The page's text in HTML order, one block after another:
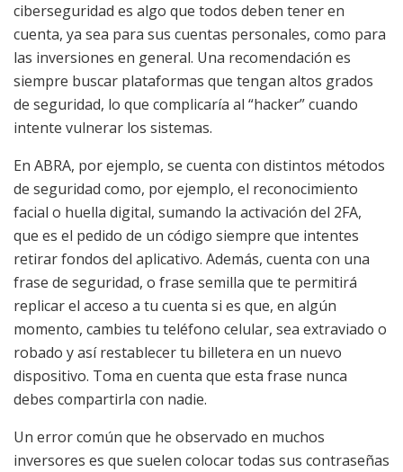
ciberseguridad es algo que todos deben tener en
cuenta, ya sea para sus cuentas personales, como para
las inversiones en general. Una recomendación es
siempre buscar plataformas que tengan altos grados
de seguridad, lo que complicaría al “hacker” cuando
intente vulnerar los sistemas.
En ABRA, por ejemplo, se cuenta con distintos métodos
de seguridad como, por ejemplo, el reconocimiento
facial o huella digital, sumando la activación del 2FA,
que es el pedido de un código siempre que intentes
retirar fondos del aplicativo. Además, cuenta con una
frase de seguridad, o frase semilla que te permitirá
replicar el acceso a tu cuenta si es que, en algún
momento, cambies tu teléfono celular, sea extraviado o
robado y así restablecer tu billetera en un nuevo
dispositivo. Toma en cuenta que esta frase nunca
debes compartirla con nadie.
Un error común que he observado en muchos
inversores es que suelen colocar todas sus contraseñas